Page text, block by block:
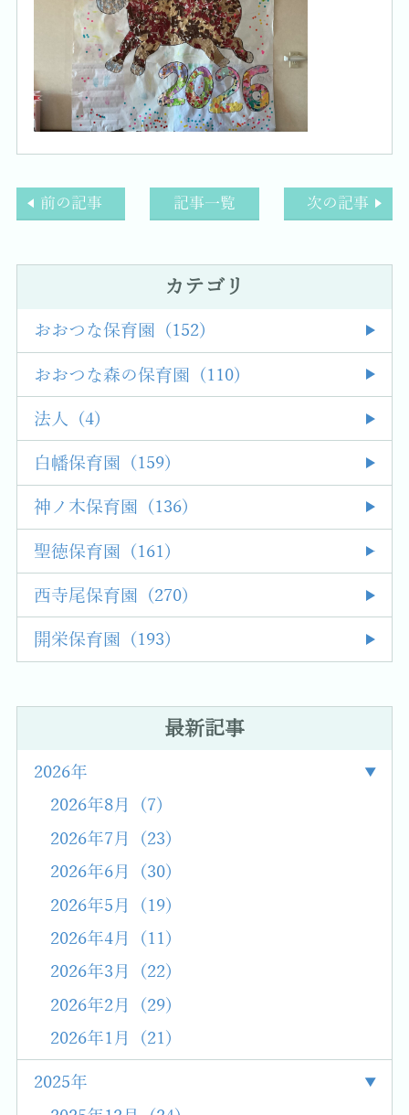
前の記事 記事一覧 次の記事
カテゴリ
おおつな保育園 (152)
おおつな森の保育園 (110)
法人 (4)
白幡保育園 (159)
神ノ木保育園 (136)
聖徳保育園 (161)
西寺尾保育園 (270)
開栄保育園 (193)
最新記事
2026年
2026年8月 (7)
2026年7月 (23)
2026年6月 (30)
2026年5月 (19)
2026年4月 (11)
2026年3月 (22)
2026年2月 (29)
2026年1月 (21)
2025年